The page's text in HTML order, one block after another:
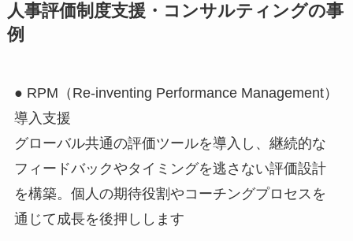
人事評価制度支援・コンサルティングの事
例
● RPM（Re‑inventing Performance Management）
導入支援
グローバル共通の評価ツールを導入し、継続的な
フィードバックやタイミングを逃さない評価設計
を構築。個人の期待役割やコーチングプロセスを
通じて成長を後押しします